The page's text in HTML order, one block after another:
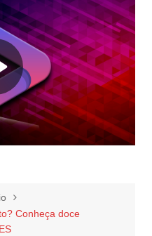
Conheça doce